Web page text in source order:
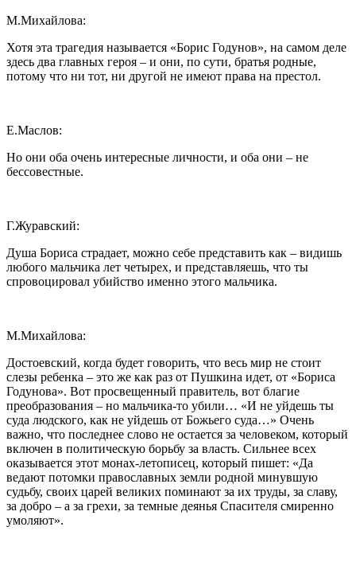
М.Михайлова:
Хотя эта трагедия называется «Борис Годунов», на самом деле
здесь два главных героя – и они, по сути, братья родные,
потому что ни тот, ни другой не имеют права на престол.
Е.Маслов:
Но они оба очень интересные личности, и оба они – не
бессовестные.
Г.Журавский:
Душа Бориса страдает, можно себе представить как – видишь
любого мальчика лет четырех, и представляешь, что ты
спровоцировал убийство именно этого мальчика.
М.Михайлова:
Достоевский, когда будет говорить, что весь мир не стоит
слезы ребенка – это же как раз от Пушкина идет, от «Бориса
Годунова». Вот просвещенный правитель, вот благие
преобразования – но мальчика-то убили… «И не уйдешь ты
суда людского, как не уйдешь от Божьего суда…» Очень
важно, что последнее слово не остается за человеком, который
включен в политическую борьбу за власть. Сильнее всех
оказывается этот монах-летописец, который пишет: «Да
ведают потомки православных земли родной минувшую
судьбу, своих царей великих поминают за их труды, за славу,
за добро – а за грехи, за темные деянья Спасителя смиренно
умоляют».